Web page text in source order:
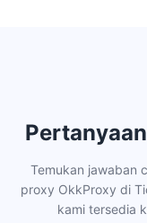
Temukan jawaban
proxy OkkProxy di
kami tersedia